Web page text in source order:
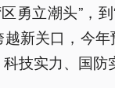
勇立潮头”，
越新关口，今
技实力、国防